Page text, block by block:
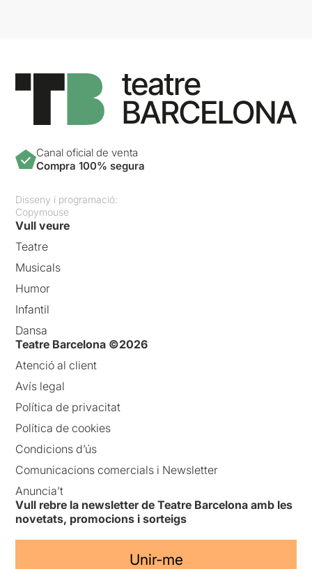
Canal oficial de venta
Compra 100% segura
Disseny i programació:
Copymouse
Vull veure
Teatre
Musicals
Humor
Infantil
Dansa
Teatre Barcelona ©2026
Atenció al client
Avís legal
Política de privacitat
Política de cookies
Condicions d’ús
Comunicacions comercials i Newsletter
Anuncia’t
Vull rebre la newsletter de Teatre Barcelona amb les
novetats, promocions i sorteigs
Unir-me